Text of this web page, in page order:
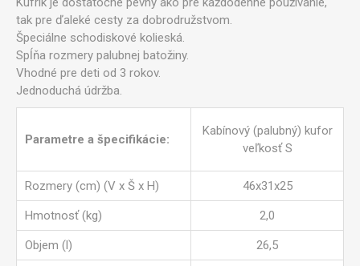
tak pre ďaleké cesty za dobrodružstvom.
Špeciálne schodiskové kolieská.
Spĺňa rozmery palubnej batožiny.
Vhodné pre deti od 3 rokov.
Jednoduchá údržba.
Parametre a špecifikácie:
Kabínový (palubný) kufor
veľkosť S
Rozmery (cm) (V x Š x H) 46x31x25
Hmotnosť (kg) 2,0
Objem (l) 26,5